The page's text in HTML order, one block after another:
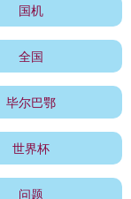
国机
全国
毕尔巴鄂
世界杯
问题